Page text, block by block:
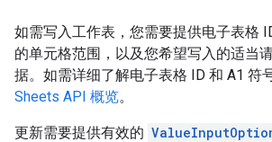
如需写入工作表，您需要提供电子表格
的单元格范围，以及您希望写入的适当
据。如需详细了解电子表格 ID 和 A1 符
Sheets API 概览。
更新需要提供有效的